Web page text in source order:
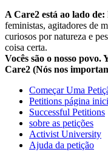
A Care2 está ao lado de:
feministas, agitadores de
curiosos por natureza e
coisa certa.
Vocês são o nosso povo.
Care2 (Nós nos
Começar Uma
Petitions página
Successful Petitions
sobre as petições
Activist University
Ajuda da petição